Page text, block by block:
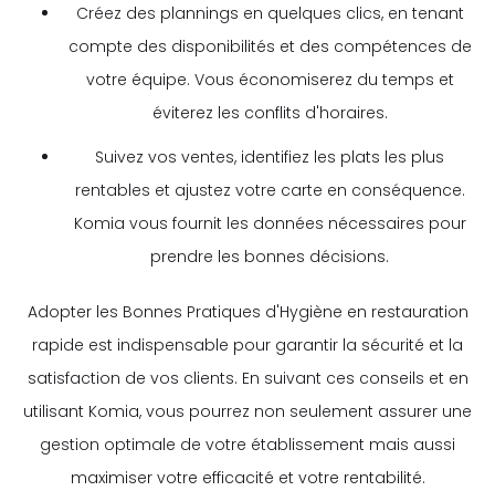
Créez des plannings en quelques clics, en tenant
compte des disponibilités et des compétences de
votre équipe. Vous économiserez du temps et
éviterez les conflits d'horaires.
Suivez vos ventes, identifiez les plats les plus
rentables et ajustez votre carte en conséquence.
Komia vous fournit les données nécessaires pour
prendre les bonnes décisions.
Adopter les Bonnes Pratiques d'Hygiène en restauration
rapide est indispensable pour garantir la sécurité et la
satisfaction de vos clients. En suivant ces conseils et en
utilisant Komia, vous pourrez non seulement assurer une
gestion optimale de votre établissement mais aussi
maximiser votre efficacité et votre rentabilité.